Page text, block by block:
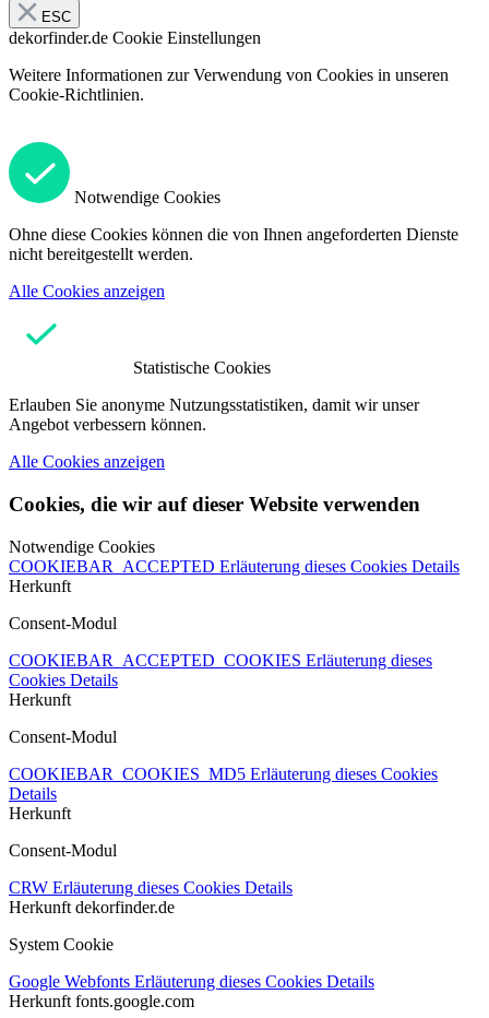
ESC
dekorfinder.de Cookie Einstellungen
Weitere Informationen zur Verwendung von Cookies in unseren
Cookie-Richtlinien.
Notwendige Cookies
Ohne diese Cookies können die von Ihnen angeforderten Dienste
nicht bereitgestellt werden.
Alle Cookies anzeigen
Statistische Cookies
Erlauben Sie anonyme Nutzungsstatistiken, damit wir unser
Angebot verbessern können.
Alle Cookies anzeigen
Cookies, die wir auf dieser Website verwenden
Notwendige Cookies
COOKIEBAR_ACCEPTED Erläuterung dieses Cookies Details
Herkunft
Consent-Modul
COOKIEBAR_ACCEPTED_COOKIES Erläuterung dieses
Cookies Details
Herkunft
Consent-Modul
COOKIEBAR_COOKIES_MD5 Erläuterung dieses Cookies
Details
Herkunft
Consent-Modul
CRW Erläuterung dieses Cookies Details
Herkunft dekorfinder.de
System Cookie
Google Webfonts Erläuterung dieses Cookies Details
Herkunft fonts.google.com